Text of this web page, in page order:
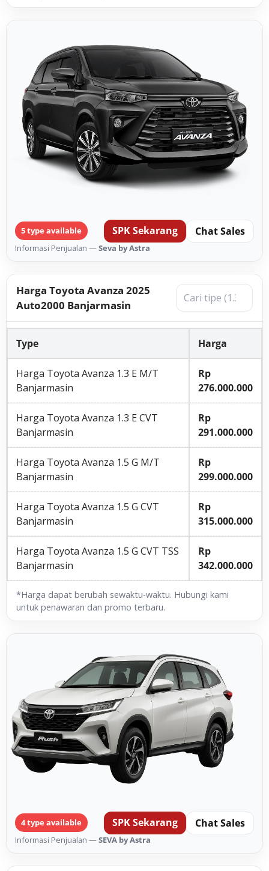
5 type available SPK Sekarang Chat Sales
Informasi Penjualan —Seva by Astra
Harga Toyota Avanza 2025
Auto2000 Banjarmasin
Type Harga
Harga Toyota Avanza 1.3 E M/T
Banjarmasin
Rp
276.000.000
Harga Toyota Avanza 1.3 E CVT
Banjarmasin
Rp
291.000.000
Harga Toyota Avanza 1.5 G M/T
Banjarmasin
Rp
299.000.000
Harga Toyota Avanza 1.5 G CVT
Banjarmasin
Rp
315.000.000
Harga Toyota Avanza 1.5 G CVT TSS
Banjarmasin
Rp
342.000.000
*Harga dapat berubah sewaktu-waktu. Hubungi kami
untuk penawaran dan promo terbaru.
4 type available SPK Sekarang Chat Sales
Informasi Penjualan —SEVA by Astra